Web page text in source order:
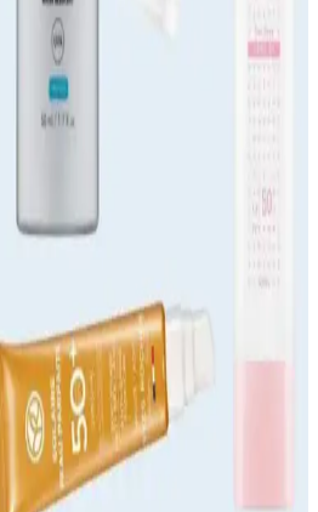
cilt sağlığını koruyan ve renk
seviyeleri ve formülleriyle günlük ve
sağlar.
Koruma Performansı ve
spektrum ve suya dayanıklılık
doğru kullanımla cilt
Seçimi ve Kullanım
Rehber
UVB ışınlarına karşı %98 koruma
kullanıma kadar tüm detaylar,
en iyi şekilde faydalanma
Temel Kriterler ve
Bilgiler